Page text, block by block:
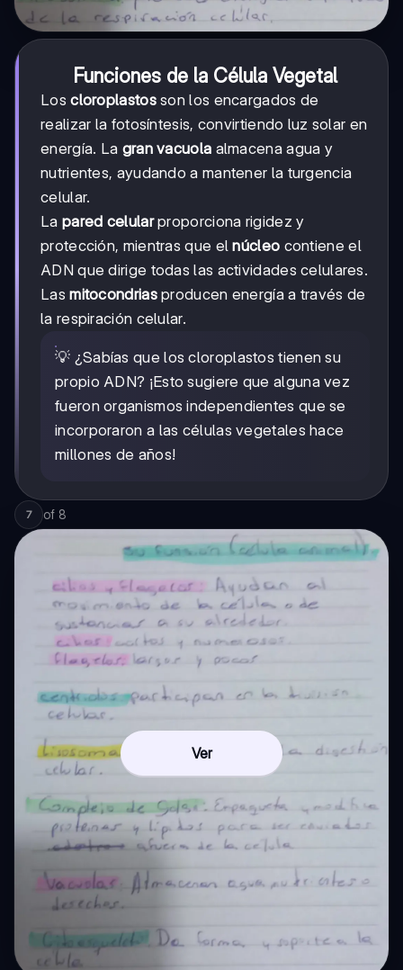
Funciones de la Célula Vegetal
Loscloroplastosson los encargados de
realizar la fotosíntesis, convirtiendo luz solar en
energía. La gran vacuola almacena agua y
nutrientes, ayudando a mantener la turgencia
celular.
La pared celularproporciona rigidez y
protección, mientras que elnúcleo contiene el
ADN que dirige todas las actividades celulares.
Lasmitocondriasproducen energía a través de
la respiración celular.
💡 ¿Sabías que los cloroplastos tienen su
propio ADN? ¡Esto sugiere que alguna vez
fueron organismos independientes que se
incorporaron a las células vegetales hace
millones de años!
7 of 8
Ver